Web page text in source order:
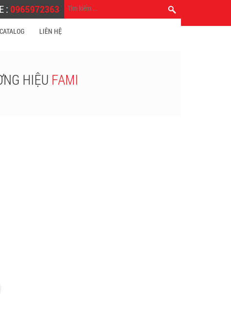
:0965972363
CATALOG LIÊN HỆ
Trang chủ Bàn - Tủ văn phòng Fami
HIỆU FAMI